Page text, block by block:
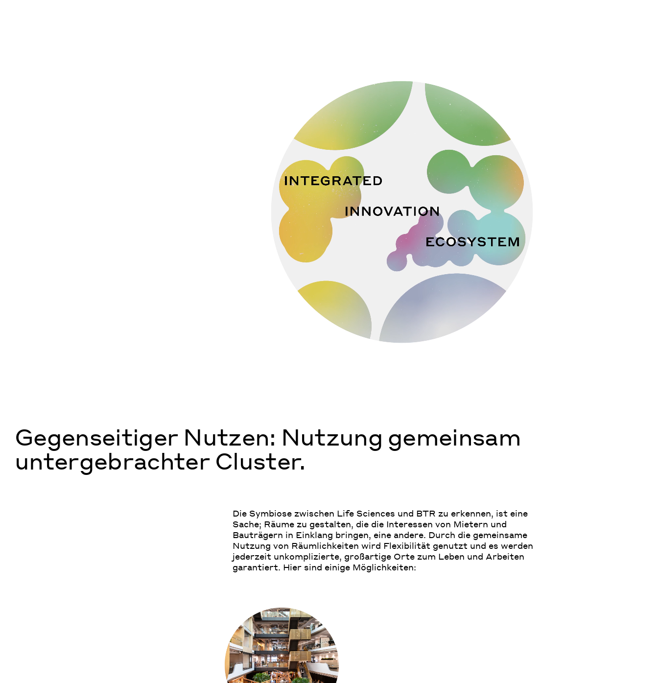
Gegenseitiger Nutzen: Nutzung gemeinsam
untergebrachter Cluster.
Die Symbiose zwischen Life Sciences und BTR zu erkennen, ist eine
Sache; Räume zu gestalten, die die Interessen von Mietern und
Bauträgern in Einklang bringen, eine andere. Durch die gemeinsame
Nutzung von Räumlichkeiten wird Flexibilität genutzt und es werden
jederzeit unkomplizierte, großartige Orte zum Leben und Arbeiten
garantiert. Hier sind einige Möglichkeiten: